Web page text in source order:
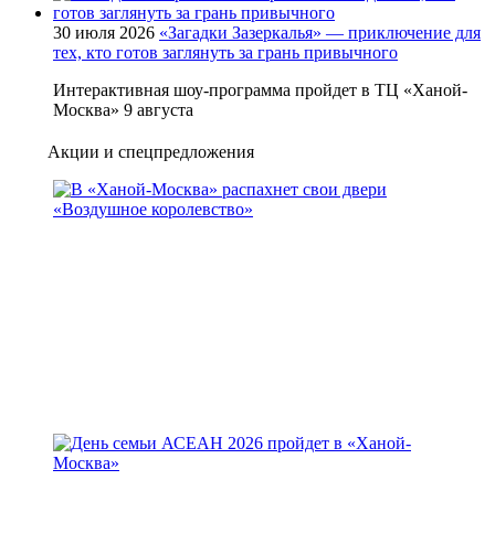
30 июля 2026 «Загадки Зазеркалья» — приключение для
тех, кто готов заглянуть за грань привычного
Интерактивная шоу-программа пройдет в ТЦ «Ханой-
Москва» 9 августа
Акции и спецпредложения